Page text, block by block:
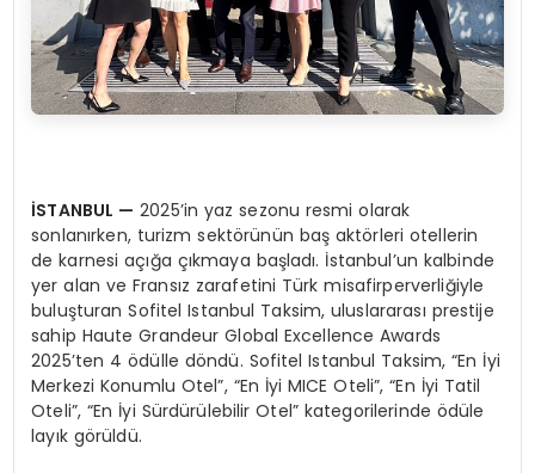
İSTANBUL — 2025’in yaz sezonu resmi olarak
sonlanırken, turizm sektörünün baş aktörleri otellerin
de karnesi açığa çıkmaya başladı. İstanbul’un kalbinde
yer alan ve Fransız zarafetini Türk misafirperverliğiyle
buluşturan Sofitel Istanbul Taksim, uluslararası prestije
sahip Haute Grandeur Global Excellence Awards
2025’ten 4 ödülle döndü. Sofitel Istanbul Taksim, “En İyi
Merkezi Konumlu Otel”, “En İyi MICE Oteli”, “En İyi Tatil
Oteli”, “En İyi Sürdürülebilir Otel” kategorilerinde ödüle
layık görüldü.